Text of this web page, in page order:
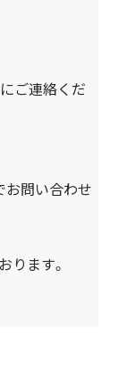
ご連絡くだ
お問い合わせ
ります。